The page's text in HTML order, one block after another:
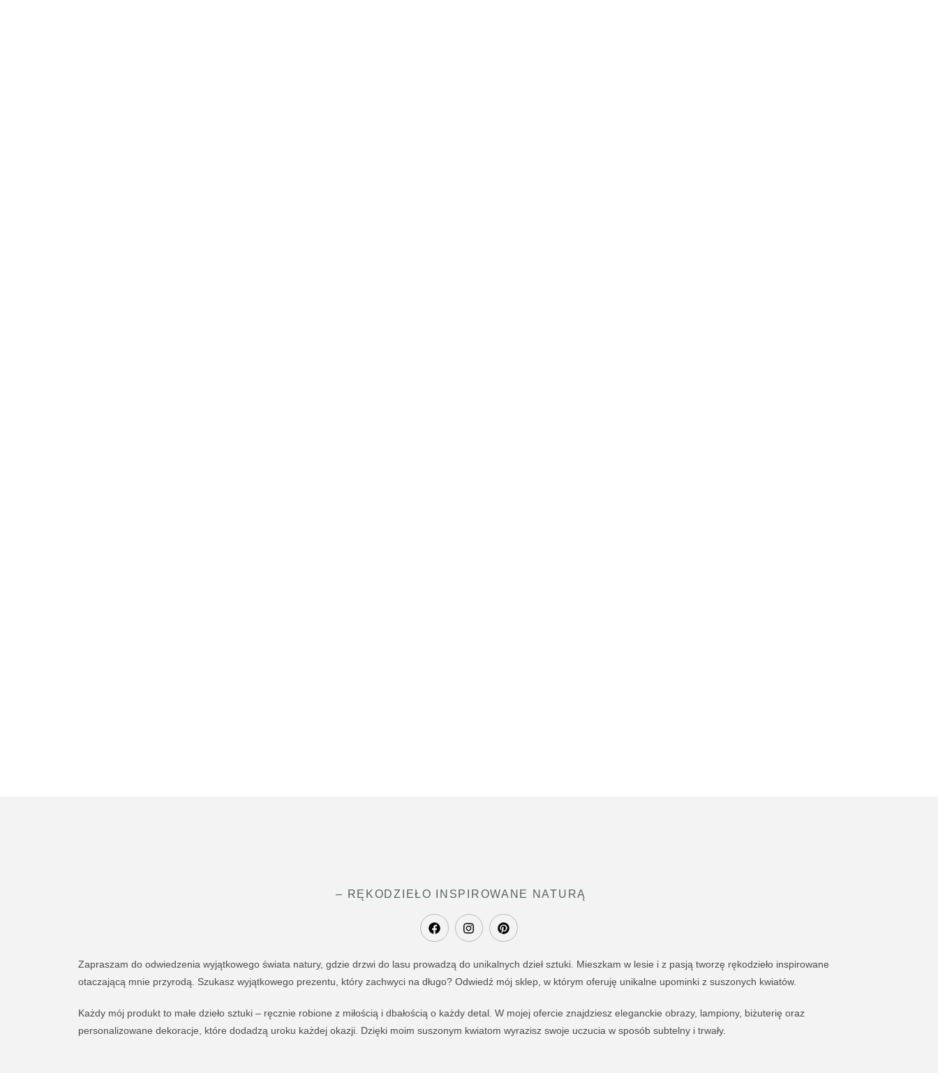
– RĘKODZIEŁO INSPIROWANE NATURĄ
Zapraszam do odwiedzenia wyjątkowego świata natury, gdzie drzwi do lasu prowadzą do unikalnych dzieł sztuki. Mieszkam w lesie i z pasją tworzę rękodzieło inspirowane
otaczającą mnie przyrodą. Szukasz wyjątkowego prezentu, który zachwyci na długo? Odwiedź mój sklep, w którym oferuję unikalne upominki z suszonych kwiatów.
Każdy mój produkt to małe dzieło sztuki – ręcznie robione z miłością i dbałością o każdy detal. W mojej ofercie znajdziesz eleganckie obrazy, lampiony, biżuterię oraz
personalizowane dekoracje, które dodadzą uroku każdej okazji. Dzięki moim suszonym kwiatom wyrazisz swoje uczucia w sposób subtelny i trwały.